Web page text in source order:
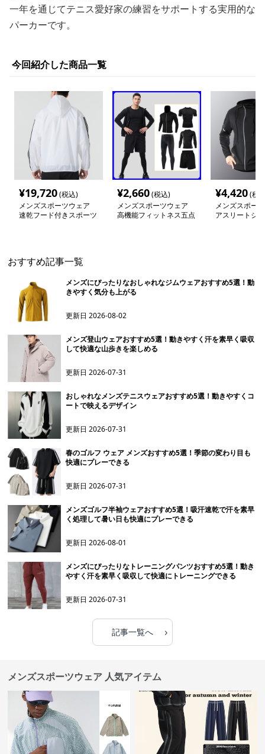
一年を通じてテニス愛好家の練習をサポートする実用的な
パーカーです。
今回紹介した商品一覧
¥19,720(税込)
メンズスポーツウェア
速乾フード付きスポーツ
¥2,660(税込)
メンズスポーツウェア
高機能フィットネス五点
¥4,420(税
メンズスポー
アスリートシ
おすすめ記事一覧
メンズにぴったりなおしゃれなジムウェアおすすめ5選！動
きやすく気分も上がる
更新日2026-08-02
メンズ登山ウェアおすすめ5選！動きやすく汗を素早く吸収
して快適な山歩きを楽しめる
更新日2026-07-31
おしゃれなメンズテニスウェアおすすめ5選！動きやすくコ
ートで映えるデザイン
更新日2026-07-31
春のゴルフ ウェア メンズおすすめ5選！季節の変わり目も
快適にプレーできる
更新日2026-07-31
メンズゴルフ半袖ウェアおすすめ5選！吸汗速乾で汗を素早
く処理して暑い日も快適にプレーできる
更新日2026-08-01
メンズにぴったりなトレーニングパンツおすすめ5選！動き
やすく汗を素早く吸収して快適にトレーニングできる
更新日2026-07-31
記事一覧へ ›
メンズスポーツウェア 人気アイテム